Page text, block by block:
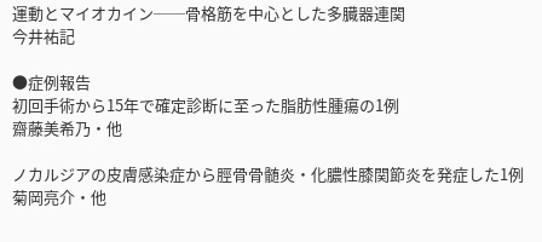
運動とマイオカイン──骨格筋を中心とした多臓器連関
今井祐記
●症例報告
初回手術から15年で確定診断に至った脂肪性腫瘍の1例
齋藤美希乃・他
ノカルジアの皮膚感染症から脛骨骨髄炎・化膿性膝関節炎を発症した1例
菊岡亮介・他